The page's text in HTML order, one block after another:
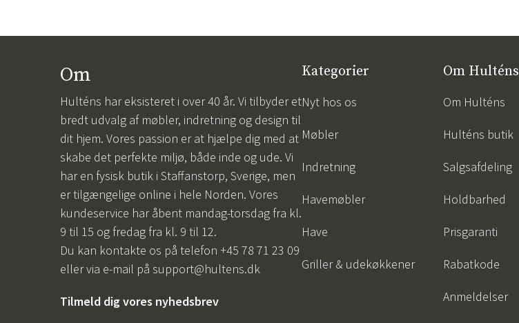
Om
Hulténs har eksisteret i over 40 år. Vi tilbyder et
bredt udvalg af møbler, indretning og design til
dit hjem. Vores passion er at hjælpe dig med at
skabe det perfekte miljø, både inde og ude. Vi
har en fysisk butik i Staffanstorp, Sverige, men
er tilgængelige online i hele Norden. Vores
kundeservice har åbent mandag-torsdag fra kl.
9 til 15 og fredag fra kl. 9 til 12.
Du kan kontakte os på telefon +45 78 71 23 09
eller via e-mail på support@hultens.dk
Tilmeld dig vores nyhedsbrev
Kategorier
Nyt hos os
Møbler
Indretning
Havemøbler
Have
Griller & udekøkkener
Om Hulténs
Om Hulténs
Hulténs butik
Salgsafdeling
Holdbarhed
Prisgaranti
Rabatkode
Anmeldelser